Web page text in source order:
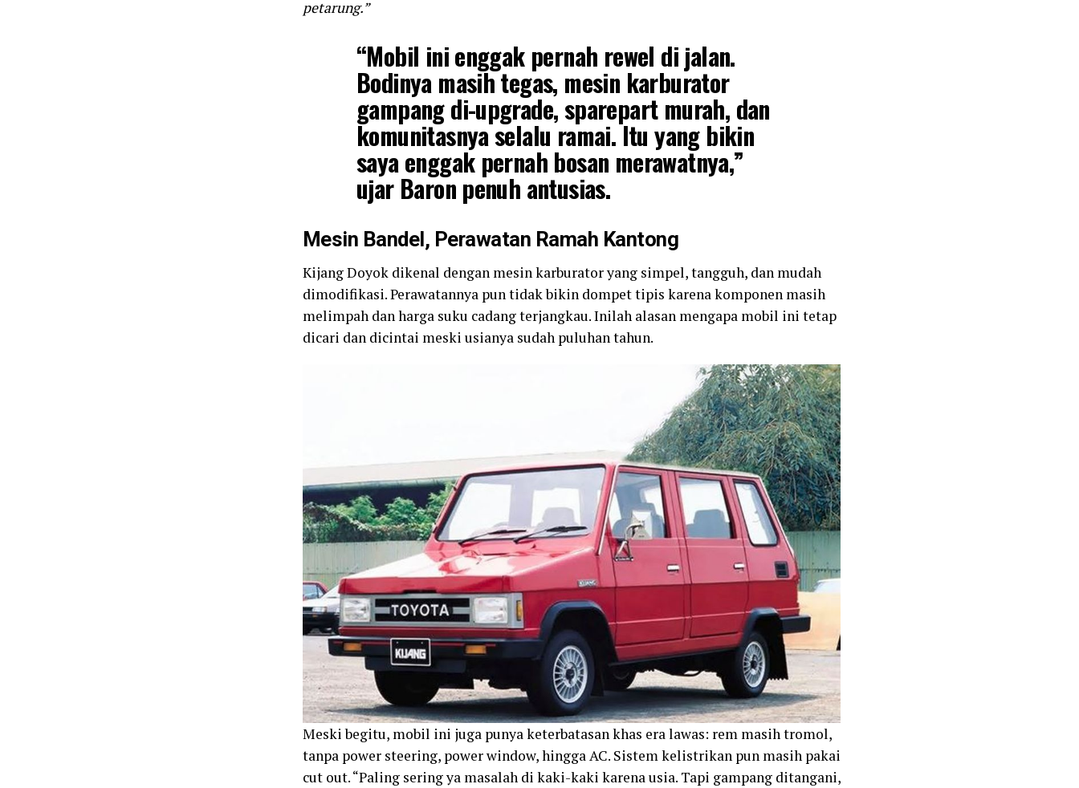
petarung.”
“Mobil ini enggak pernah rewel di jalan.
Bodinya masih tegas, mesin karburator
gampang di-upgrade, sparepart murah, dan
komunitasnya selalu ramai. Itu yang bikin
saya enggak pernah bosan merawatnya,”
ujar Baron penuh antusias.
Mesin Bandel, Perawatan Ramah Kantong
Kijang Doyok dikenal dengan mesin karburator yang simpel, tangguh, dan mudah
dimodifikasi. Perawatannya pun tidak bikin dompet tipis karena komponen masih
melimpah dan harga suku cadang terjangkau. Inilah alasan mengapa mobil ini tetap
dicari dan dicintai meski usianya sudah puluhan tahun.
Meski begitu, mobil ini juga punya keterbatasan khas era lawas: rem masih tromol,
tanpa power steering, power window, hingga AC. Sistem kelistrikan pun masih pakai
cut out. “Paling sering ya masalah di kaki-kaki karena usia. Tapi gampang ditangani,